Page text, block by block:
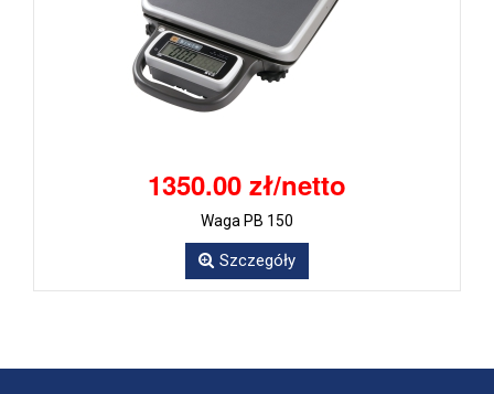
1350.00 zł/netto
Waga PB 150
Szczegóły